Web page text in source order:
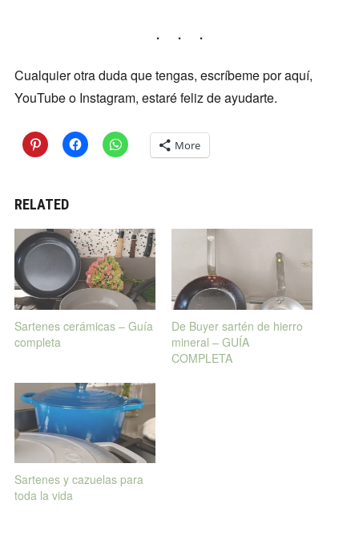
Cualquier otra duda que tengas, escríbeme por aquí,
YouTube o Instagram, estaré feliz de ayudarte.
More
RELATED
Sartenes cerámicas – Guía
completa
De Buyer sartén de hierro
mineral – GUÍA
COMPLETA
Sartenes y cazuelas para
toda la vida